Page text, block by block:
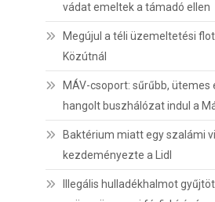
vádat emeltek a támadó ellen
Megújul a téli üzemeltetési
Közútnál
MÁV-csoport: sűrűbb, ütemes
hangolt buszhálózat indul a
Baktérium miatt egy szalámi
kezdeményezte a Lidl
Illegális hulladékhalmot